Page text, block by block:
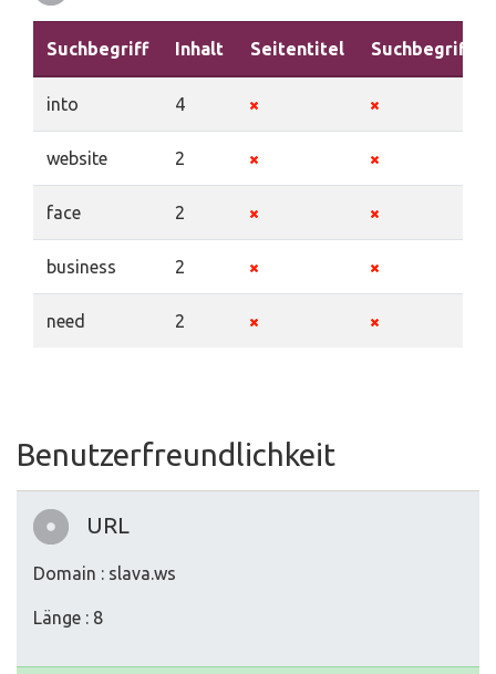
Suchbegriff Inhalt Seitentitel Suchbegriffe
into 4
website 2
face 2
business 2
need 2
Benutzerfreundlichkeit
URL
Domain : slava.ws
Länge : 8